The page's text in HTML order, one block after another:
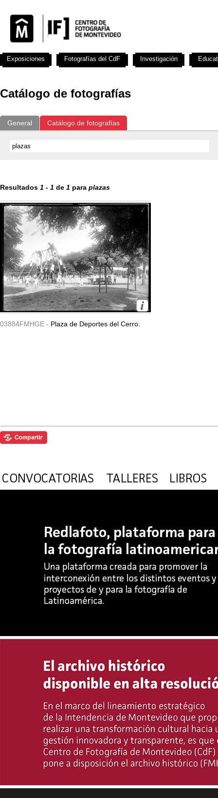
Catálogo de fotografías
General Catálogo de fotografías
Resultados 1 - 1 de 1 para plazas
03884FMHGE - Plaza de Deportes del Cerro.
Exposiciones Fotografías del CdF Investigación